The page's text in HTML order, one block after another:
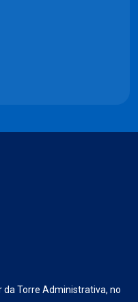
Torre Administrativa, no